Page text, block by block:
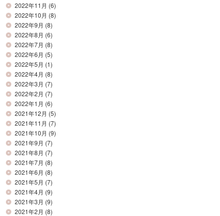
2022年11月 (6)
2022年10月 (8)
2022年9月 (8)
2022年8月 (6)
2022年7月 (8)
2022年6月 (5)
2022年5月 (1)
2022年4月 (8)
2022年3月 (7)
2022年2月 (7)
2022年1月 (6)
2021年12月 (5)
2021年11月 (7)
2021年10月 (9)
2021年9月 (7)
2021年8月 (7)
2021年7月 (8)
2021年6月 (8)
2021年5月 (7)
2021年4月 (9)
2021年3月 (9)
2021年2月 (8)